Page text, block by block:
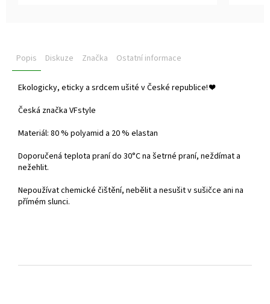
Popis Diskuze Značka Ostatní informace
Ekologicky, eticky a srdcem ušité v České republice!❤️
Česká značka VFstyle
Materiál: 80 % polyamid a 20 % elastan
Doporučená teplota praní do 30°C na šetrné praní, neždímat a
nežehlit.
Nepoužívat chemické čištění, nebělit a nesušit v sušičce ani na
přímém slunci.